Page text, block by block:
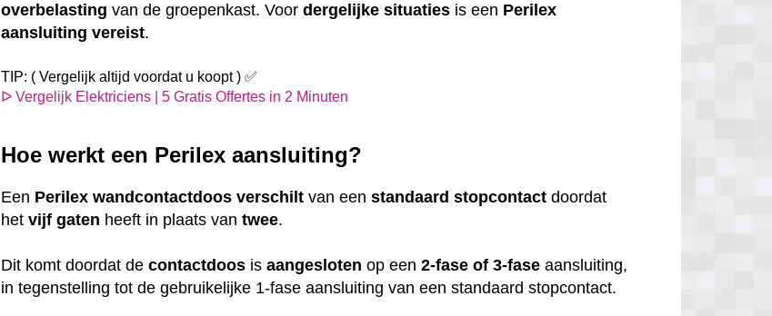
overbelasting van de groepenkast. Voordergelijke situaties is een Perilex
aansluiting vereist.
TIP: ( Vergelijk altijd voordat u koopt ) ✅
ᐅ Vergelijk Elektriciens | 5 Gratis Offertes in 2 Minuten
Hoe werkt een Perilex aansluiting?
Een Perilex wandcontactdoos verschilt van eenstandaard stopcontact doordat
het vijf gaten heeft in plaats vantwee.
Dit komt doordat decontactdoos isaangesloten op een2-fase of 3-fase aansluiting,
in tegenstelling tot de gebruikelijke 1-fase aansluiting van een standaard stopcontact.